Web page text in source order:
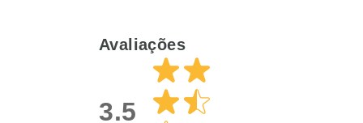
Laboratório
Por Menos
Avaliações
3.5